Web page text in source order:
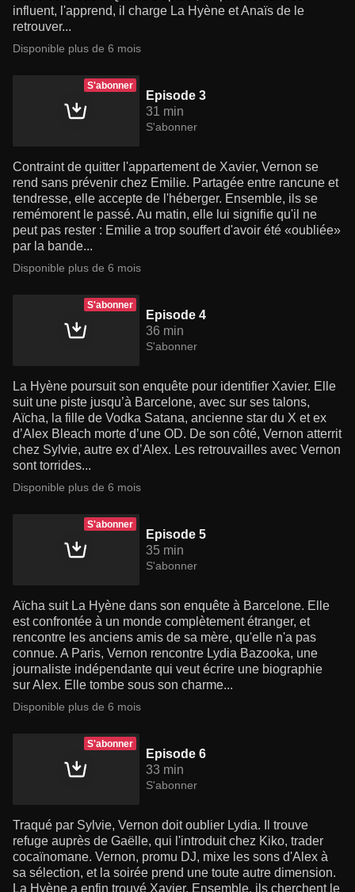
influent, l'apprend, il charge La Hyène et Anaïs de le
retrouver...
Disponible plus de 6 mois
S'abonner
Episode 3
31 min
S'abonner
Contraint de quitter l'appartement de Xavier, Vernon se
rend sans prévenir chez Emilie. Partagée entre rancune et
tendresse, elle accepte de l'héberger. Ensemble, ils se
remémorent le passé. Au matin, elle lui signifie qu'il ne
peut pas rester : Emilie a trop souffert d'avoir été «oubliée»
par la bande...
Disponible plus de 6 mois
S'abonner
Episode 4
36 min
S'abonner
La Hyène poursuit son enquête pour identifier Xavier. Elle
suit une piste jusqu’à Barcelone, avec sur ses talons,
Aïcha, la fille de Vodka Satana, ancienne star du X et ex
d’Alex Bleach morte d’une OD. De son côté, Vernon atterrit
chez Sylvie, autre ex d’Alex. Les retrouvailles avec Vernon
sont torrides...
Disponible plus de 6 mois
S'abonner
Episode 5
35 min
S'abonner
Aïcha suit La Hyène dans son enquête à Barcelone. Elle
est confrontée à un monde complètement étranger, et
rencontre les anciens amis de sa mère, qu'elle n'a pas
connue. A Paris, Vernon rencontre Lydia Bazooka, une
journaliste indépendante qui veut écrire une biographie
sur Alex. Elle tombe sous son charme...
Disponible plus de 6 mois
S'abonner
Episode 6
33 min
S'abonner
Traqué par Sylvie, Vernon doit oublier Lydia. Il trouve
refuge auprès de Gaëlle, qui l'introduit chez Kiko, trader
cocaïnomane. Vernon, promu DJ, mixe les sons d'Alex à
sa sélection, et la soirée prend une toute autre dimension.
La Hyène a enfin trouvé Xavier. Ensemble, ils cherchent le